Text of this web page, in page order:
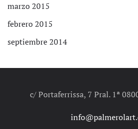
marzo 2015
febrero 2015
septiembre 2014
c/ Portaferrissa, 7 Pral. 1ª